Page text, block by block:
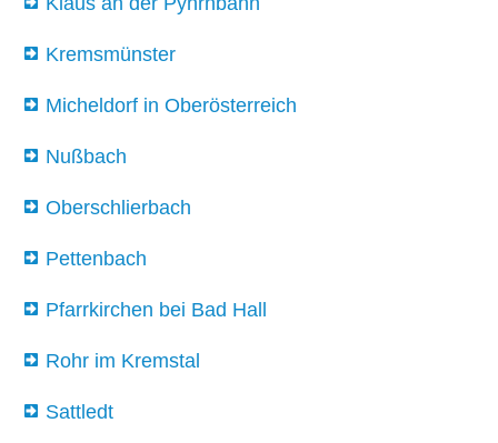
Kremsmünster
Micheldorf in Oberösterreich
Nußbach
Oberschlierbach
Pettenbach
Pfarrkirchen bei Bad Hall
Rohr im Kremstal
Sattledt